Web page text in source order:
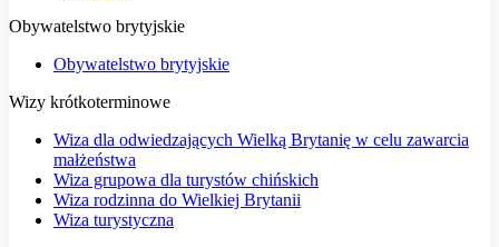
Obywatelstwo brytyjskie
Obywatelstwo brytyjskie
Wizy krótkoterminowe
Wiza dla odwiedzających Wielką Brytanię w celu zawarcia
małżeństwa
Wiza grupowa dla turystów chińskich
Wiza rodzinna do Wielkiej Brytanii
Wiza turystyczna